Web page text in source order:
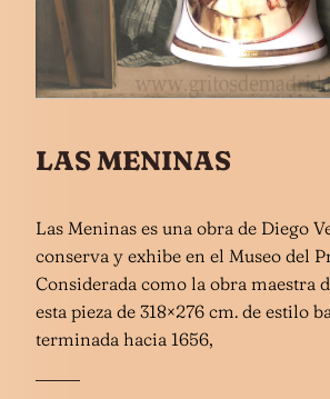
LAS MENINAS
Las Meninas es una obra de Diego
conserva y exhibe en el Museo del
Considerada como la obra maestra
esta pieza de 318×276 cm. de estilo
terminada hacia 1656,